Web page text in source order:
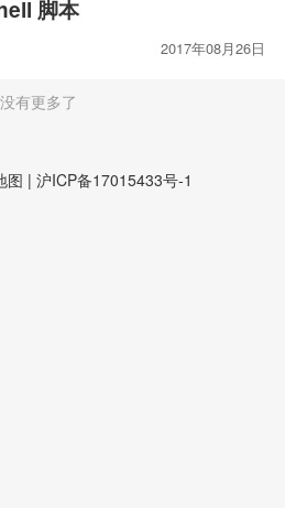
脚本
2017年08月26日
没有更多了
图 | 沪ICP备17015433号-1